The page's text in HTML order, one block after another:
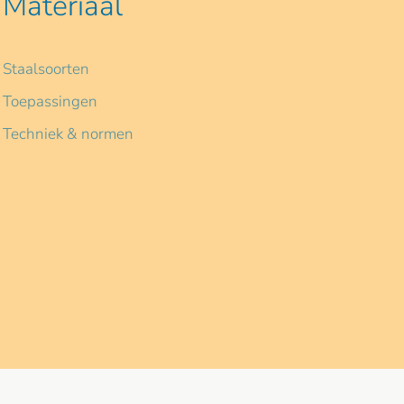
Staalsoorten
Toepassingen
Techniek & normen